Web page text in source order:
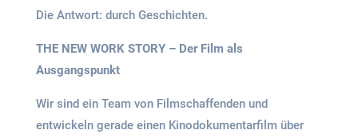
Die Antwort: durch Geschichten.
THE NEW WORK STORY – Der Film als
Ausgangspunkt
Wir sind ein Team von Filmschaffenden und
entwickeln gerade einen Kinodokumentarfilm über